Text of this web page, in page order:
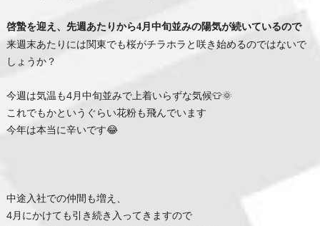
啓蟄を迎え、先週あたりから4月中旬並みの陽気が続いているので
来週末あたりには関東でも桜がチラホラと咲き始めるのではないで
しょうか？
今週は気温も4月中旬並みで上着いらずな気候👕🌞
これでもかというぐらい花粉も飛んでいます
今年は本当に辛いです😂
中途入社での仲間も増え、
4月にかけても引き続き入ってきますので